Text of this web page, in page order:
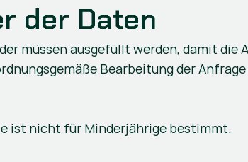
der Daten
müssen ausgefüllt werden, damit die
Bearbeitung der
ist nicht für Minderjährige bestimmt.